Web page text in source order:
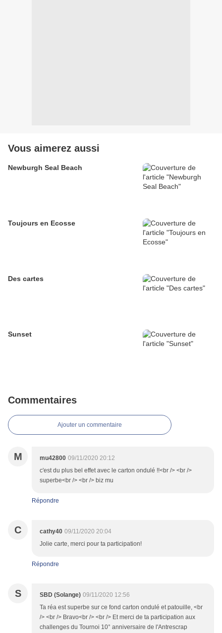
Vous aimerez aussi
Newburgh Seal Beach
Toujours en Ecosse
Des cartes
Sunset
Commentaires
Ajouter un commentaire
M mu42800 09/11/2020 20:12
c'est du plus bel effet avec le carton ondulé !!<br /> <br />
superbe<br /> <br /> biz mu
Répondre
C cathy40 09/11/2020 20:04
Jolie carte, merci pour ta participation!
Répondre
S SBD (Solange) 09/11/2020 12:56
Ta réa est superbe sur ce fond carton ondulé et patouille, <br
/> <br /> Bravo<br /> <br /> Et merci de ta participation aux
challenges du Tournoi 10° anniversaire de l'Antrescrap